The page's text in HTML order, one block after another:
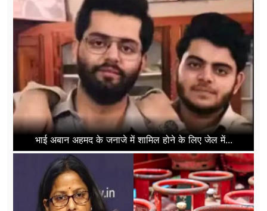
भाई अबान अहमद के जनाजे में शामिल होने के लिए जेल में...